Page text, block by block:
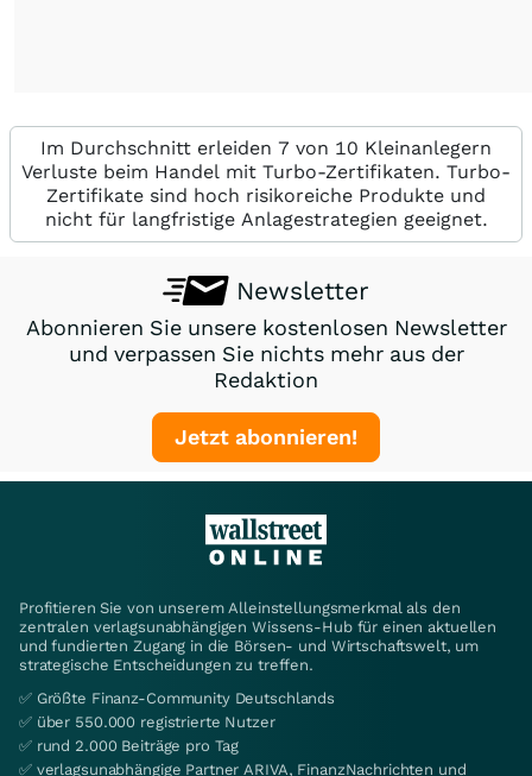
Im Durchschnitt erleiden 7 von 10 Kleinanlegern
Verluste beim Handel mit Turbo-Zertifikaten. Turbo-
Zertifikate sind hoch risikoreiche Produkte und
nicht für langfristige Anlagestrategien geeignet.
Newsletter
Abonnieren Sie unsere kostenlosen Newsletter
und verpassen Sie nichts mehr aus der
Redaktion
Jetzt abonnieren!
Profitieren Sie von unserem Alleinstellungsmerkmal als den
zentralen verlagsunabhängigen Wissens-Hub für einen aktuellen
und fundierten Zugang in die Börsen- und Wirtschaftswelt, um
strategische Entscheidungen zu treffen.
✅ Größte Finanz-Community Deutschlands
✅ über 550.000 registrierte Nutzer
✅ rund 2.000 Beiträge pro Tag
✅ verlagsunabhängige Partner ARIVA, FinanzNachrichten und